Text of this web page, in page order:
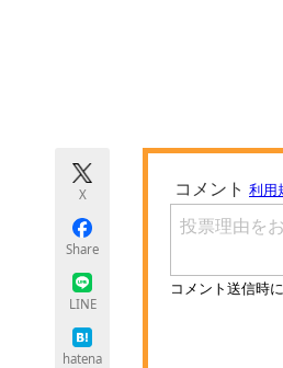
モノづくり技術
ちょっと気にな
X
Share
LINE
hatena